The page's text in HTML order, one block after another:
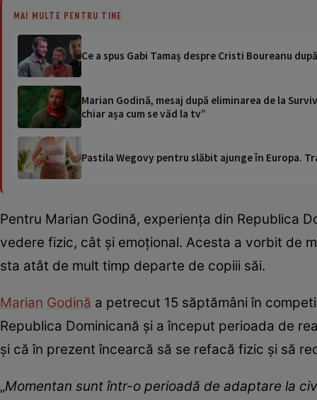
MAI MULTE PENTRU TINE
Ce a spus Gabi Tamaș despre Cristi Boureanu
Marian Godină, mesaj după eliminarea de la
chiar așa cum se văd la tv”
Pastila Wegovy pentru slăbit ajunge în Europa.
Pentru Marian Godină, experiența din Republica
vedere fizic, cât și emoțional. Acesta a vorbit de
sta atât de mult timp departe de copiii săi.
Marian Godină a petrecut 15 săptămâni în
Republica Dominicană și a început perioada de
și că în prezent încearcă să se refacă fizic și să
„Momentan sunt într-o perioadă de adaptare la